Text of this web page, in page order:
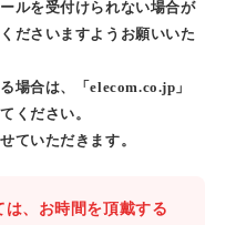
ルを受付けられない場合が
ださいますようお願いいた
場合は、「elecom.co.jp」
ください。
ていただきます。
、お時間を頂戴する